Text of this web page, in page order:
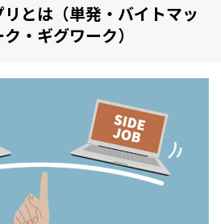
とは（単発・バイトマッ
・ギグワーク）